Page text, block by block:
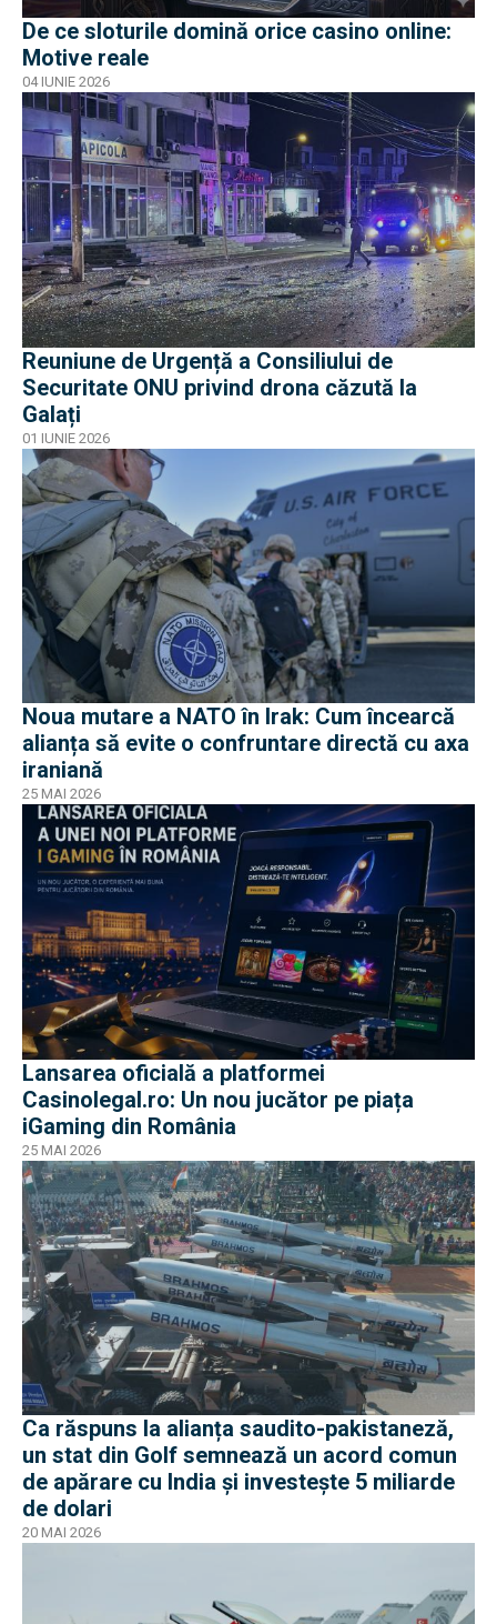
De ce sloturile domină orice casino online:
Motive reale
04 IUNIE 2026
Reuniune de Urgență a Consiliului de
Securitate ONU privind drona căzută la
Galați
01 IUNIE 2026
Noua mutare a NATO în Irak: Cum încearcă
alianța să evite o confruntare directă cu axa
iraniană
25 MAI 2026
Lansarea oficială a platformei
Casinolegal.ro: Un nou jucător pe piața
iGaming din România
25 MAI 2026
Ca răspuns la alianța saudito-pakistaneză,
un stat din Golf semnează un acord comun
de apărare cu India și investește 5 miliarde
de dolari
20 MAI 2026